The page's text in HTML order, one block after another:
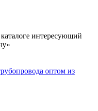
интересующий